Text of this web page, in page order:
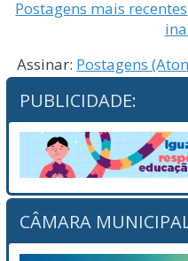
Postagens mais recentes
Assinar: Postagens
PUBLICIDADE:
CÂMARA